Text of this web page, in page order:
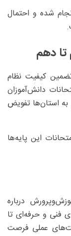
شده و احتمال
تا دهم
تضمین کیفیت نظام
دانش‌آموزان
به استان‌ها تفویض
این پایه‌ها
درباره
فنی و حرفه‌ای تا
عملی فرصت